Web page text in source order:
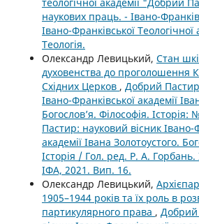
наукових праць. - Івано-
Івано-Франківської
Теологія.
Олександр Левицький, Стан
духовенства до проголошення
Східних Церков , Добрий
Івано-Франківської академії
Богослов’я. Філософія.
Пастир: науковий вісник Івано-
академії Івана Золотоустого.
Історія / Гол. ред. Р. А. Горбань.
ІФА, 2021. Вип. 16.
Олександр Левицький,
1905–1944 років та їх роль в
партикулярного права , Добрий